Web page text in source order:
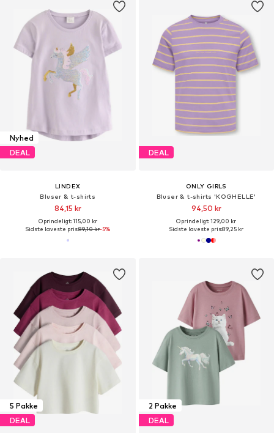
Nyhed
DEAL
LINDEX
Bluser & t-shirts
84,15 kr
Oprindeligt: 115,00 kr
Sidste laveste pris:89,10 kr-5%
DEAL
ONLY GIRLS
Bluser & t-shirts 'KOGHELLE'
94,50 kr
Oprindeligt: 129,00 kr
Sidste laveste pris:89,25 kr
5 Pakke
DEAL
2 Pakke
DEAL